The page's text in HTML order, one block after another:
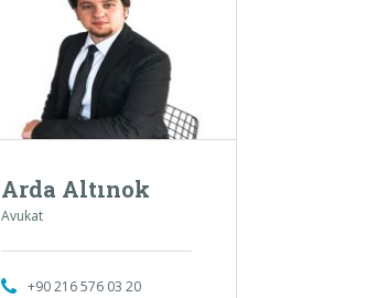
Arda Altınok
Avukat
+90 216 576 03 20